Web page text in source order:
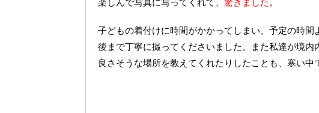
子どもの着付けに時間がかかってしまい、予定の時
後まで丁寧に撮ってくださいました。また私達が境
良さそうな場所を教えてくれたりしたことも、寒い中